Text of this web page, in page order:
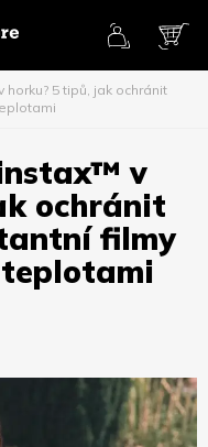
5 tipů, jak ochránit
v
ochránit
filmy